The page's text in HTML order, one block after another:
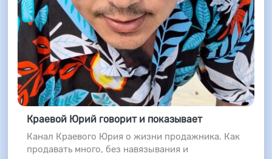
Краевой Юрий говорит и показывает
Канал Краевого Юрия о жизни продажника. Как
продавать много, без навязывания и